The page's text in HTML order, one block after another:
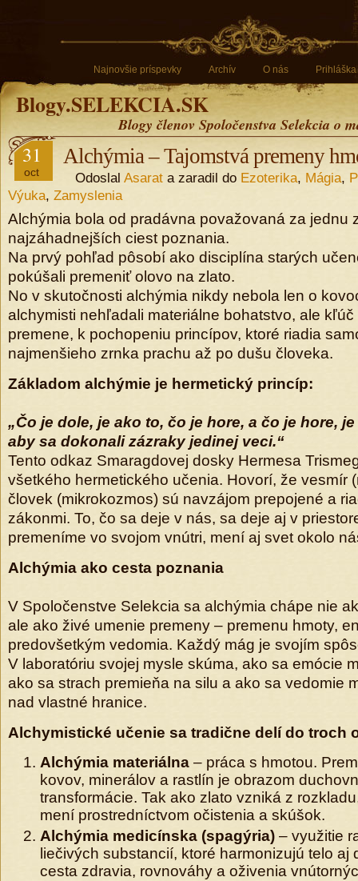
Najnovšie príspevky Archív O nás Prihláška
Blogy.SELEKCIA.SK
Blogy členov Spoločenstva Selekcia o
31
oct
Alchýmia – Tajomstvá premeny
Odoslal Asarat a zaradil do Ezoterika, Mágia,
Výuka, Zamyslenia
Alchýmia bola od pradávna považovaná za jednu
najzáhadnejších ciest poznania.
Na prvý pohľad pôsobí ako disciplína starých
pokúšali premeniť olovo na zlato.
No v skutočnosti alchýmia nikdy nebola len o
alchymisti nehľadali materiálne bohatstvo, ale
premene, k pochopeniu princípov, ktoré riadia
najmenšieho zrnka prachu až po dušu človeka.
Základom alchýmie je hermetický princíp:
„Čo je dole, je ako to, čo je hore, a čo je hore,
aby sa dokonali zázraky jedinej veci.“
Tento odkaz Smaragdovej dosky Hermesa
všetkého hermetického učenia. Hovorí, že vesmír
človek (mikrokozmos) sú navzájom prepojené a
zákonmi. To, čo sa deje v nás, sa deje aj v
premeníme vo svojom vnútri, mení aj svet okolo
Alchýmia ako cesta poznania
V Spoločenstve Selekcia sa alchýmia chápe nie
ale ako živé umenie premeny – premenu hmoty,
predovšetkým vedomia. Každý mág je svojím
V laboratóriu svojej mysle skúma, ako sa emócie
ako sa strach premieňa na silu a ako sa vedomie
nad vlastné hranice.
Alchymistické učenie sa tradične delí do troch
Alchýmia materiálna – práca s hmotou.
kovov, minerálov a rastlín je obrazom
transformácie. Tak ako zlato vzniká z
mení prostredníctvom očistenia a skúšok.
Alchýmia medicínska (spagýria) – využitie
liečivých substancií, ktoré harmonizujú telo aj
cesta zdravia, rovnováhy a oživenia